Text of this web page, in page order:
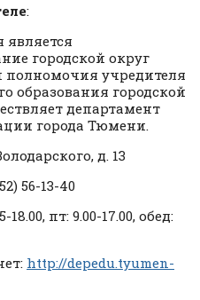
:
городской округ
учредителя
образования городской
департамент
города Тюмени.
д. 13
56-13-40
пт: 9.00-17.00, обед:
http://depedu.tyumen-